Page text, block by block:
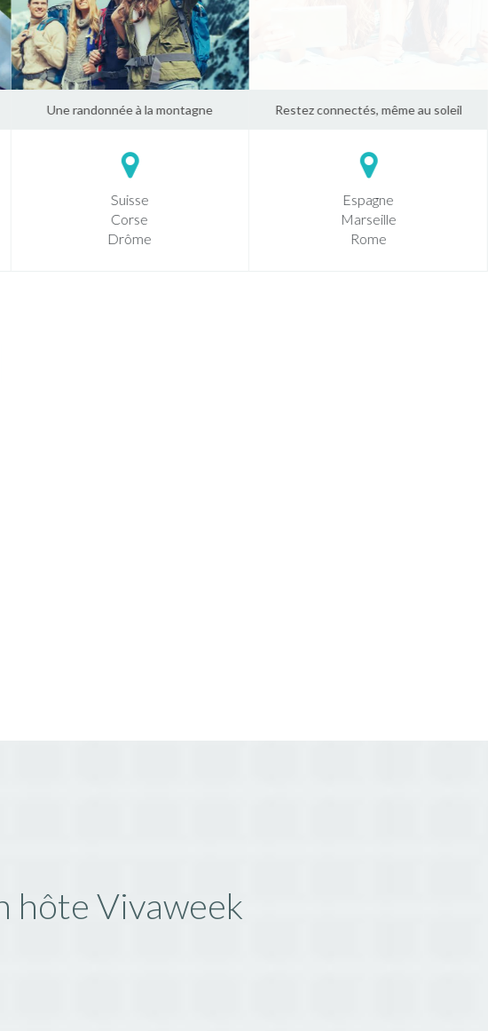
Une randonnée à la montagne
Suisse
Corse
Drôme
Restez connectés, même au soleil
Espagne
Marseille
Rome
hôte Vivaweek